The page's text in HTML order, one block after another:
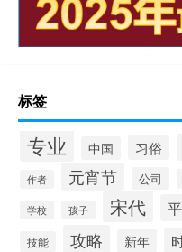
标签
专业 中国 习俗
作者 元宵节 公司
学校 孩子 宋代
技能 攻略 新年